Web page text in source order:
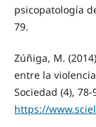
psicopatología
79.
Zúñiga, M.
entre la
Sociedad (4), 78-
https://